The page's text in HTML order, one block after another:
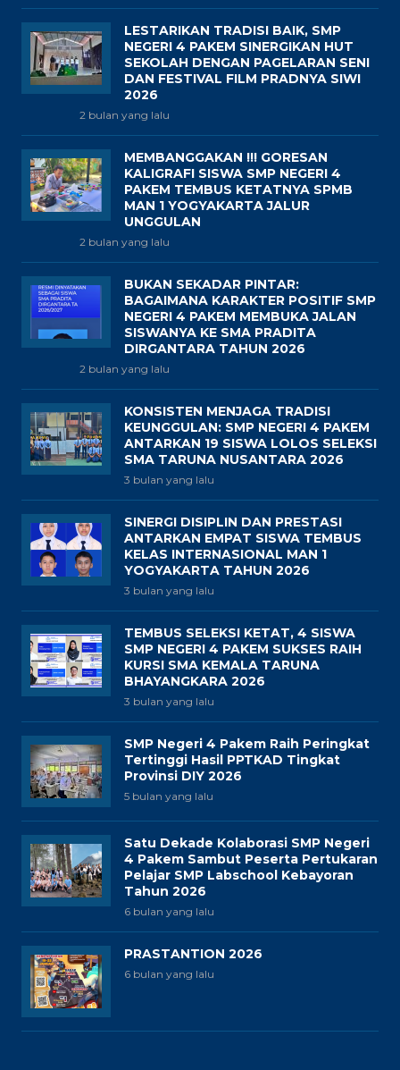
LESTARIKAN TRADISI BAIK, SMP
NEGERI 4 PAKEM SINERGIKAN HUT
SEKOLAH DENGAN PAGELARAN SENI
DAN FESTIVAL FILM PRADNYA SIWI
2026
2 bulan yang lalu
MEMBANGGAKAN !!! GORESAN
KALIGRAFI SISWA SMP NEGERI 4
PAKEM TEMBUS KETATNYA SPMB
MAN 1 YOGYAKARTA JALUR
UNGGULAN
2 bulan yang lalu
BUKAN SEKADAR PINTAR:
BAGAIMANA KARAKTER POSITIF SMP
NEGERI 4 PAKEM MEMBUKA JALAN
SISWANYA KE SMA PRADITA
DIRGANTARA TAHUN 2026
2 bulan yang lalu
KONSISTEN MENJAGA TRADISI
KEUNGGULAN: SMP NEGERI 4 PAKEM
ANTARKAN 19 SISWA LOLOS SELEKSI
SMA TARUNA NUSANTARA 2026
3 bulan yang lalu
SINERGI DISIPLIN DAN PRESTASI
ANTARKAN EMPAT SISWA TEMBUS
KELAS INTERNASIONAL MAN 1
YOGYAKARTA TAHUN 2026
3 bulan yang lalu
TEMBUS SELEKSI KETAT, 4 SISWA
SMP NEGERI 4 PAKEM SUKSES RAIH
KURSI SMA KEMALA TARUNA
BHAYANGKARA 2026
3 bulan yang lalu
SMP Negeri 4 Pakem Raih Peringkat
Tertinggi Hasil PPTKAD Tingkat
Provinsi DIY 2026
5 bulan yang lalu
Satu Dekade Kolaborasi SMP Negeri
4 Pakem Sambut Peserta Pertukaran
Pelajar SMP Labschool Kebayoran
Tahun 2026
6 bulan yang lalu
PRASTANTION 2026
6 bulan yang lalu